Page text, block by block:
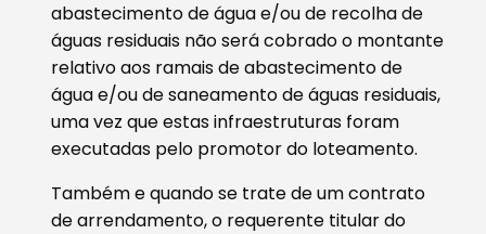
abastecimento de água e/ou de recolha de
águas residuais não será cobrado o montante
relativo aos ramais de abastecimento de
água e/ou de saneamento de águas residuais,
uma vez que estas infraestruturas foram
executadas pelo promotor do loteamento.
Também e quando se trate de um contrato
de arrendamento, o requerente titular do